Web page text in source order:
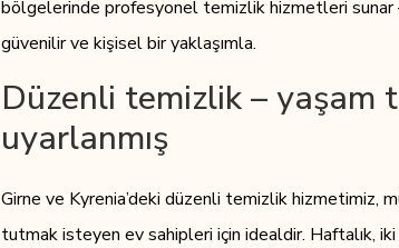
bölgelerinde profesyonel temizlik hizmetleri sunar
güvenilir ve kişisel bir yaklaşımla.
Düzenli temizlik – yaşam
uyarlanmış
Girne ve Kyrenia’deki düzenli temizlik hizmetimiz,
tutmak isteyen ev sahipleri için idealdir. Haftalık,